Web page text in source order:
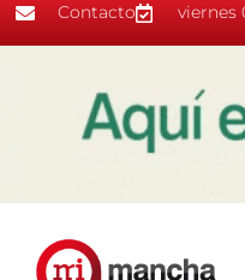
Contacto viernes